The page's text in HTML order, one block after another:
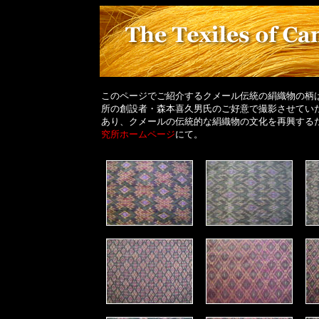
このページでご紹介するクメール伝統の絹織物の
所の創設者・森本喜久男氏のご好意で撮影させて
あり、クメールの伝統的な絹織物の文化を再興す
究所ホームページにて。